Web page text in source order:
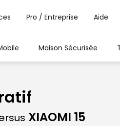
Pro / Entreprise Aide
Maison Sécurisée
XIAOMI 15